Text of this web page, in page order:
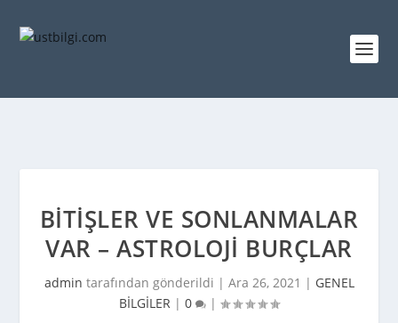
BITIŞLER VE SONLANMALAR
VAR – ASTROLOJI BURÇLAR
admin tarafından gönderildi | Ara 26, 2021 | GENEL
BİLGİLER | 0 |